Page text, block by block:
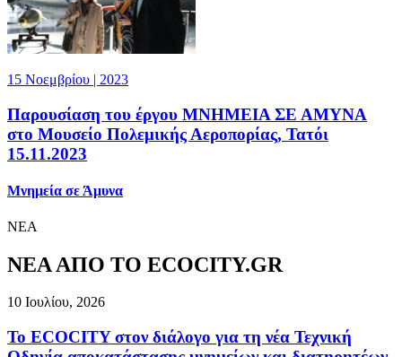
15 Νοεμβρίου | 2023
Παρουσίαση του έργου ΜΝΗΜΕΙΑ ΣΕ ΑΜΥΝΑ
στο Μουσείο Πολεμικής Αεροπορίας, Τατόι
15.11.2023
Μνημεία σε Άμυνα
ΝΕΑ
ΝΕΑ ΑΠΟ ΤΟ ECOCITY.GR
10 Ιουλίου, 2026
Το ECOCITY στον διάλογο για τη νέα Τεχνική